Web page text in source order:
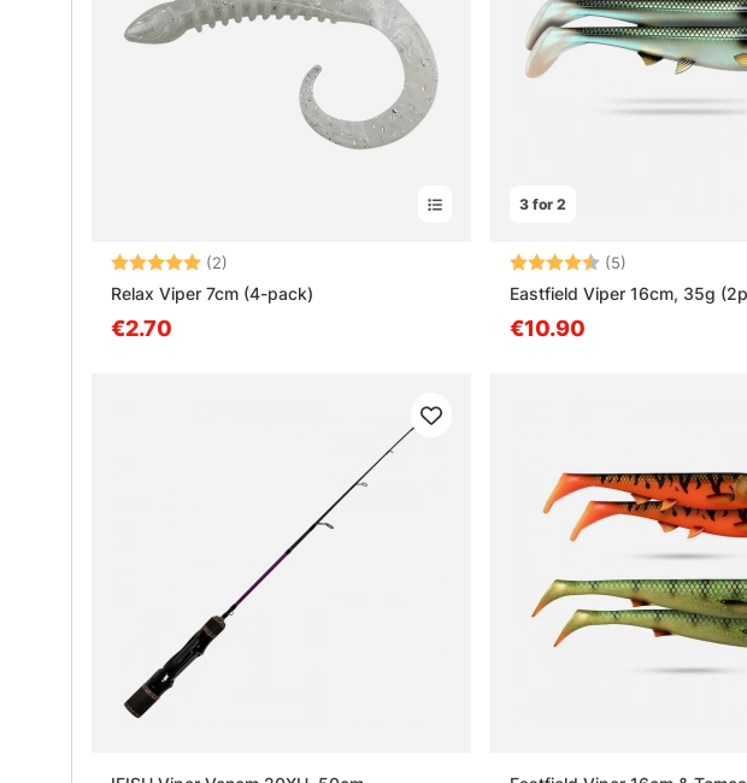
Arvio: (2)
Relax Viper 7cm (4-pack)
€2.70
3 for 2
Arvio: (5)
Eastfield Viper 16cm, 35g
€10.90